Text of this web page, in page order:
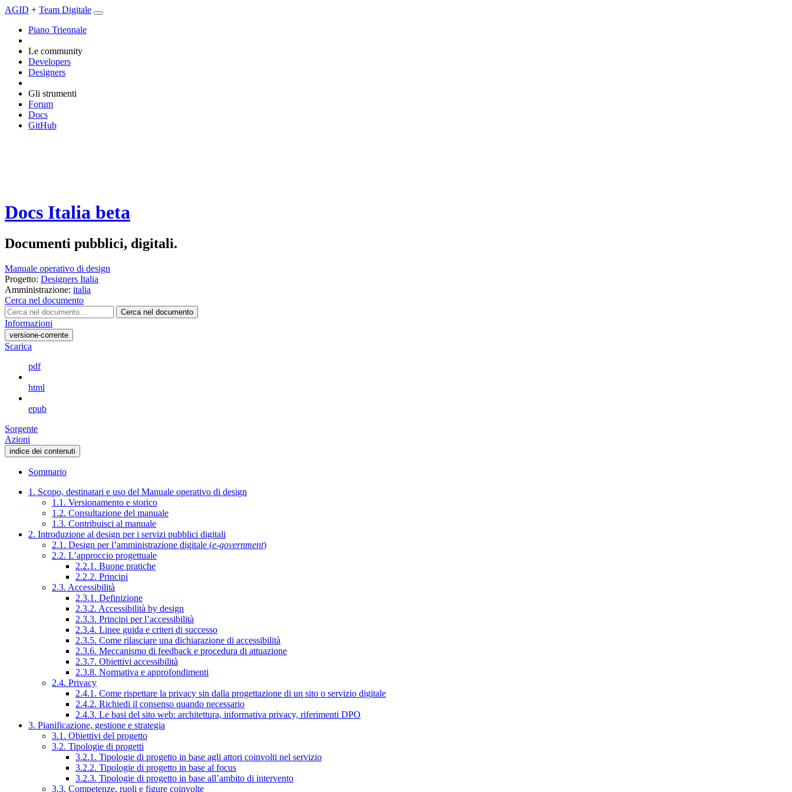
AGID + Team Digitale
Piano Triennale
Le community
Developers
Designers
Gli strumenti
Forum
Docs
GitHub
Docs Italia beta
Documenti pubblici, digitali.
Manuale operativo di design
Progetto: Designers Italia
Amministrazione: italia
Cerca nel documento
Cerca nel documento
Informazioni
versione-corrente
Scarica
pdf
html
epub
Sorgente
Azioni
indice dei contenuti
Sommario
1. Scopo, destinatari e uso del Manuale operativo di design
1.1. Versionamento e storico
1.2. Consultazione del manuale
1.3. Contribuisci al manuale
2. Introduzione al design per i servizi pubblici digitali
2.1. Design per l’amministrazione digitale (e-government)
2.2. L’approccio progettuale
2.2.1. Buone pratiche
2.2.2. Principi
2.3. Accessibilità
2.3.1. Definizione
2.3.2. Accessibilità by design
2.3.3. Principi per l’accessibilità
2.3.4. Linee guida e criteri di successo
2.3.5. Come rilasciare una dichiarazione di accessibilità
2.3.6. Meccanismo di feedback e procedura di attuazione
2.3.7. Obiettivi accessibilità
2.3.8. Normativa e approfondimenti
2.4. Privacy
2.4.1. Come rispettare la privacy sin dalla progettazione di un sito o servizio digitale
2.4.2. Richiedi il consenso quando necessario
2.4.3. Le basi del sito web: architettura, informativa privacy, riferimenti DPO
3. Pianificazione, gestione e strategia
3.1. Obiettivi del progetto
3.2. Tipologie di progetti
3.2.1. Tipologie di progetto in base agli attori coinvolti nel servizio
3.2.2. Tipologie di progetto in base al focus
3.2.3. Tipologie di progetto in base all’ambito di intervento
3.3. Competenze, ruoli e figure coinvolte